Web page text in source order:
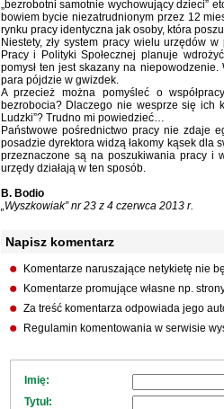
„bezrobotni samotnie wychowujący dzieci”
bowiem bycie niezatrudnionym przez 12
rynku pracy identyczna jak osoby, która
Niestety, zły system pracy wielu urzędów
Pracy i Polityki Społecznej planuje
pomysł ten jest skazany na
para pójdzie w gwizdek.
A przecież można pomyśleć o
bezrobocia? Dlaczego nie wesprze się ich
Ludzki”? Trudno mi powiedzieć…
Państwowe pośrednictwo pracy nie zdaje
posadzie dyrektora widzą łakomy kąsek dla
przeznaczone są na poszukiwania pracy i
urzędy działają w ten sposób.
B. Bodio
„Wyszkowiak” nr 23 z 4 czerwca 2013 r.
Napisz komentarz
Komentarze naruszające netykietę nie
Komentarze promujące własne np.
Za treść komentarza odpowiada jego
Regulamin komentowania w serwisie
Imię:
Tytuł: